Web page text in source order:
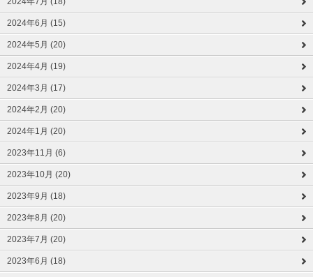
2024年6月 (15)
2024年5月 (20)
2024年4月 (19)
2024年3月 (17)
2024年2月 (20)
2024年1月 (20)
2023年11月 (6)
2023年10月 (20)
2023年9月 (18)
2023年8月 (20)
2023年7月 (20)
2023年6月 (18)